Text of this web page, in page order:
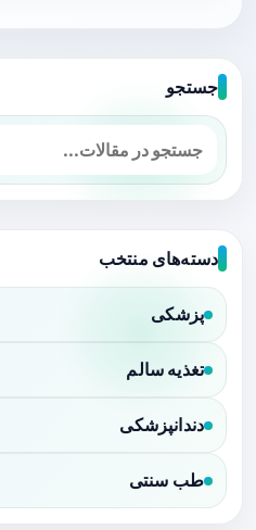
جستجو
دسته‌های منتخب
پزشکی
تغذیه سالم
دندانپزشکی
طب سنتی